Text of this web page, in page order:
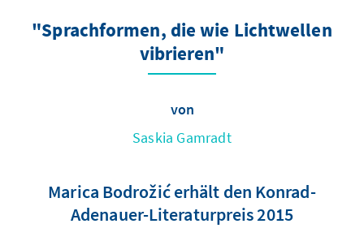
"Sprachformen, die wie Lichtwellen
vibrieren"
von
Saskia Gamradt
Marica Bodrožić erhält den Konrad-
Adenauer-Literaturpreis 2015